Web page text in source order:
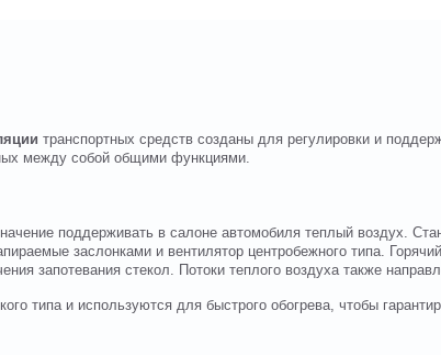
транспортных средств созданы для регулировки и
между собой общими функциями.
поддерживать в салоне автомобиля теплый воздух.
заслонками и вентилятор центробежного типа.
запотевания стекол. Потоки теплого воздуха также
типа и используются для быстрого обогрева, чтобы